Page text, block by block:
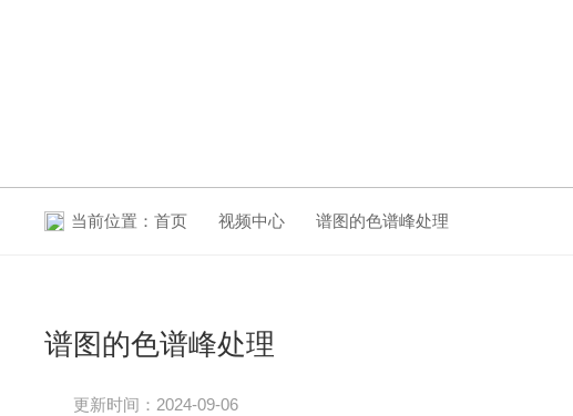
当前位置：首页 视频中心 谱图的色谱峰处理
谱图的色谱峰处理
更新时间：2024-09-06